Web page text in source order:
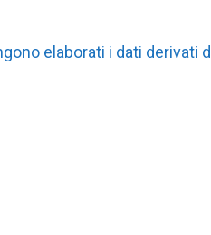
elaborati i dati derivati